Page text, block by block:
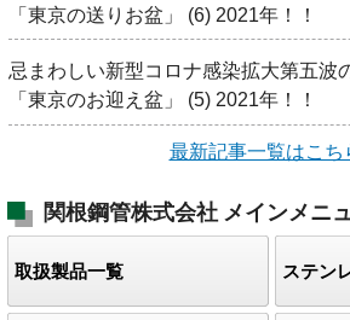
「東京の送りお盆」 (6) 2021年！！
忌まわしい新型コロナ感染拡大第五波
「東京のお迎え盆」 (5) 2021年！！
最新記事一覧はこち
関根鋼管株式会社 メインメニ
取扱製品一覧 ステン